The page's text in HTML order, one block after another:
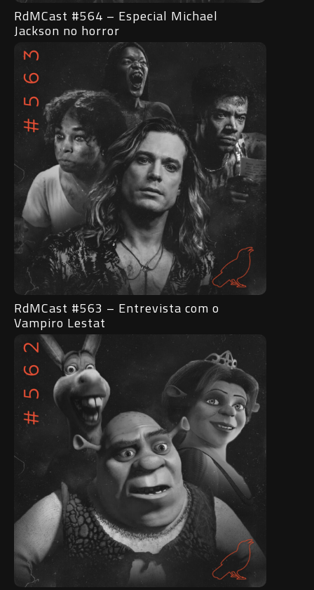
RdMCast #564 – Especial Michael
Jackson no horror
RdMCast #563 – Entrevista com o
Vampiro Lestat